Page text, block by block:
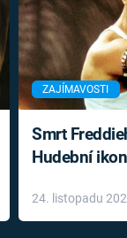
ZAJÍMAVOSTI
Smrt
Hudební
léky
24. listopadu